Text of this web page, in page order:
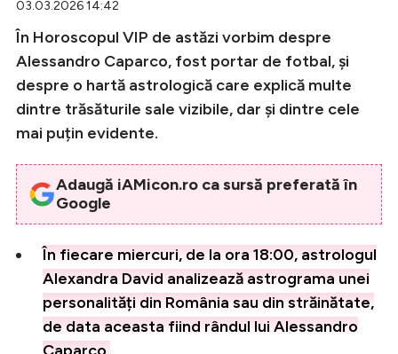
Creează cont
03.03.2026 14:42
În Horoscopul VIP de astăzi vorbim despre
Alessandro Caparco, fost portar de fotbal, și
despre o hartă astrologică care explică multe
dintre trăsăturile sale vizibile, dar și dintre cele
mai puțin evidente.
Adaugă iAMicon.ro ca sursă preferată în
Google
În fiecare miercuri, de la ora 18:00, astrologul
Alexandra David analizează astrograma unei
personalități din România sau din străinătate,
de data aceasta fiind rândul lui Alessandro